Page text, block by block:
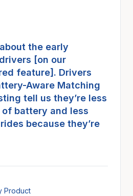
the early
[on our
feature]. Drivers
Aware Matching
tell us they’re less
battery and less
because they’re
Product